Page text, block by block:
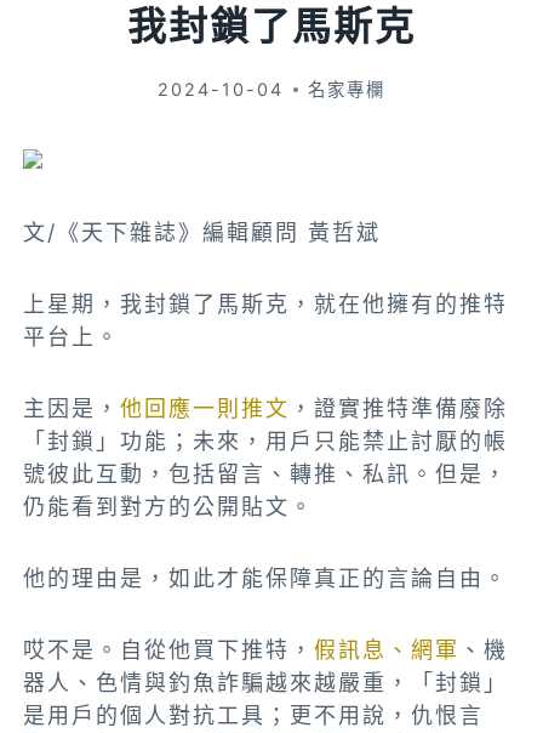
我封鎖了馬斯克
2024-10-04 名家專欄
文/《天下雜誌》編輯顧問 黃哲斌
上星期，我封鎖了馬斯克，就在他擁有的推特
平台上。
主因是，他回應一則推文 ，證實推特準備廢除
「封鎖」功能；未來，用戶只能禁止討厭的帳
號彼此互動，包括留言、轉推、私訊。但是，
仍能看到對方的公開貼文。
他的理由是，如此才能保障真正的言論自由。
哎不是。自從他買下推特，假訊息、網軍 、機
器人、色情與釣魚詐騙越來越嚴重，「封鎖」
是用戶的個人對抗工具；更不用說，仇恨言